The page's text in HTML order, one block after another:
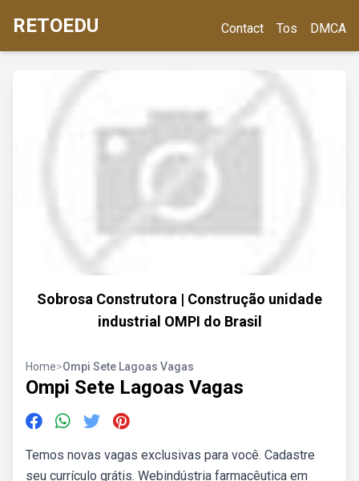
RETOEDU Contact Tos DMCA
Sobrosa Construtora | Construção unidade
industrial OMPI do Brasil
Home>Ompi Sete Lagoas Vagas
Ompi Sete Lagoas Vagas
Temos novas vagas exclusivas para você. Cadastre
seu currículo grátis. Webindústria farmacêutica em